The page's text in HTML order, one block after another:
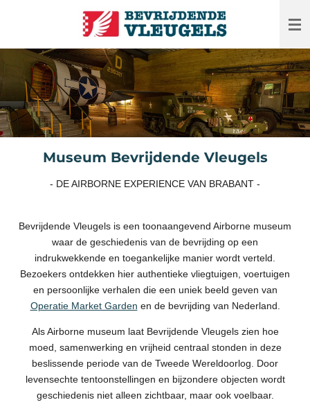
hoofdinhoud
Museum Bevrijdende Vleugels
- DE AIRBORNE EXPERIENCE VAN BRABANT -
Bevrijdende Vleugels is een toonaangevend Airborne museum
waar de geschiedenis van de bevrijding op een
indrukwekkende en toegankelijke manier wordt verteld.
Bezoekers ontdekken hier authentieke vliegtuigen, voertuigen
en persoonlijke verhalen die een uniek beeld geven van
Operatie Market Garden en de bevrijding van Nederland.
Als Airborne museum laat Bevrijdende Vleugels zien hoe
moed, samenwerking en vrijheid centraal stonden in deze
beslissende periode van de Tweede Wereldoorlog. Door
levensechte tentoonstellingen en bijzondere objecten wordt
geschiedenis niet alleen zichtbaar, maar ook voelbaar.